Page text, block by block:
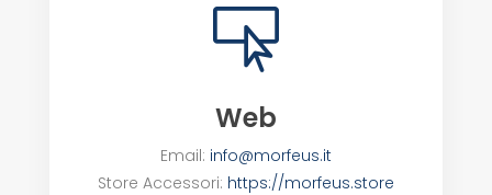

Web
Email: info@morfeus.it
Store Accessori: https://morfeus.store